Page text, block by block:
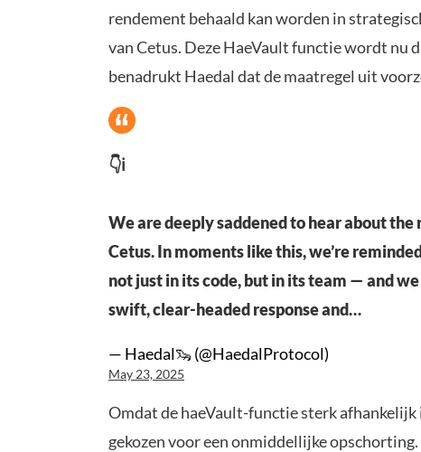
rendement behaald kan worden in
van Cetus. Deze HaeVault functie wordt nu
benadrukt Haedal dat de maatregel uit
👇ℹ️
We are deeply saddened to hear about
Cetus. In moments like this, we’re
not just in its code, but in its team — and
swift, clear-headed response and…
— Haedal🦦 (@HaedalProtocol)
May 23, 2025
Omdat de haeVault-functie sterk
gekozen voor een onmiddellijke